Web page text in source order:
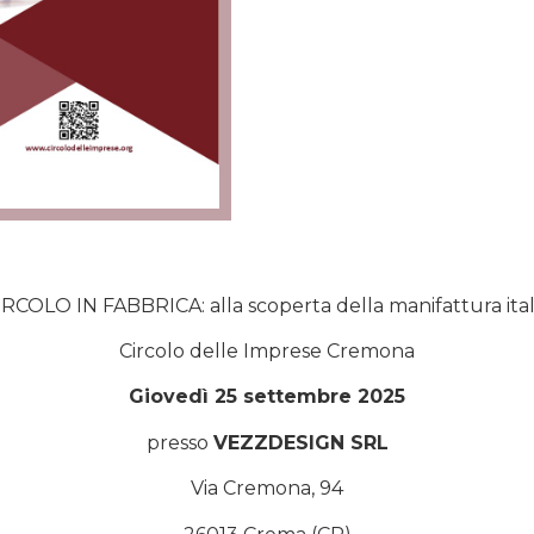
IN FABBRICA: alla scoperta della manifattura
Circolo delle Imprese Cremona
Giovedì 25 settembre 2025
presso VEZZDESIGN SRL
Via Cremona, 94